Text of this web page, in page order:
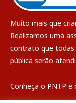
Muito mais que
Realizamos uma
contrato que todas
pública serão
Conheça o PNTP e